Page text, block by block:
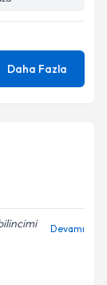
Daha Fazla
Devamı